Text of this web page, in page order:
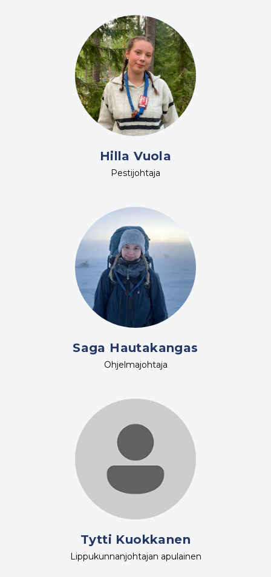
Hilla Vuola
Pestijohtaja
Saga Hautakangas
Ohjelmajohtaja
Tytti Kuokkanen
Lippukunnanjohtajan apulainen